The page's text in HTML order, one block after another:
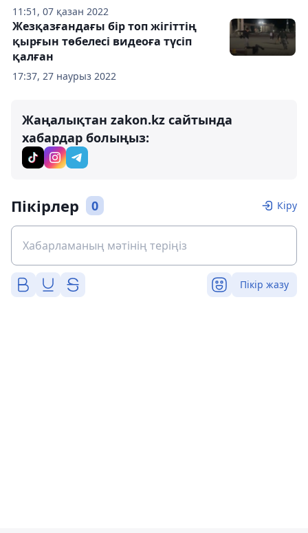
11:51, 07 қазан 2022
17:37, 27 наурыз 2022
Жезқазғандағы бір топ жігіттің
қырғын төбелесі видеоға түсіп
қалған
Жаңалықтан zakon.kz сайтында
хабардар болыңыз:
Пікірлер 0 Кіру
Пікір жазу